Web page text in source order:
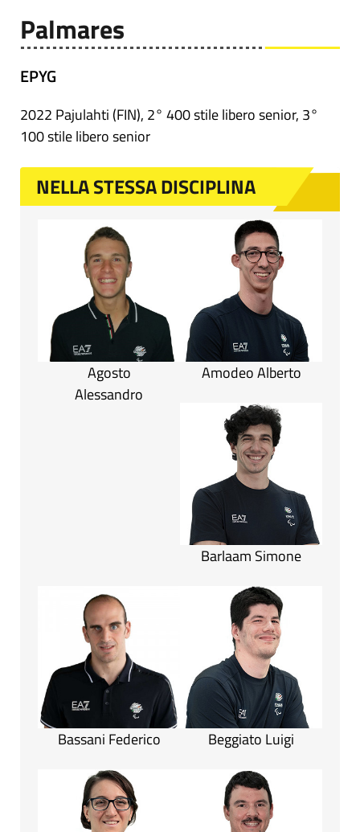
Palmares
EPYG
2022 Pajulahti (FIN), 2° 400 stile libero senior, 3°
100 stile libero senior
NELLA STESSA DISCIPLINA
Agosto
Alessandro
Amodeo Alberto
Barlaam Simone
Bassani Federico Beggiato Luigi